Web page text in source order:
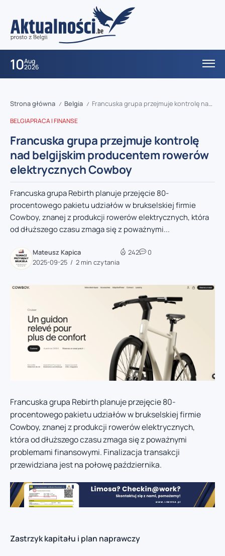
10Aug
2026
Strona główna / Belgia / Francuska grupa przejmuje kontrolę nad belgijskim producentem rowerów elektrycznych Cowboy
BELGIAPRACA I FINANSE
Francuska grupa przejmuje kontrolę
nad belgijskim producentem rowerów
elektrycznych Cowboy
Francuska grupa Rebirth planuje przejęcie 80-
procentowego pakietu udziałów w brukselskiej firmie
Cowboy, znanej z produkcji rowerów elektrycznych, która
od dłuższego czasu zmaga się z poważnymi...
Mateusz Kapica
2025-09-25
2 min czytania
242 0
Francuska grupa Rebirth planuje przejęcie 80-
procentowego pakietu udziałów w brukselskiej firmie
Cowboy, znanej z produkcji rowerów elektrycznych,
która od dłuższego czasu zmaga się z poważnymi
problemami finansowymi. Finalizacja transakcji
przewidziana jest na połowę października.
Zastrzyk kapitału i plan naprawczy